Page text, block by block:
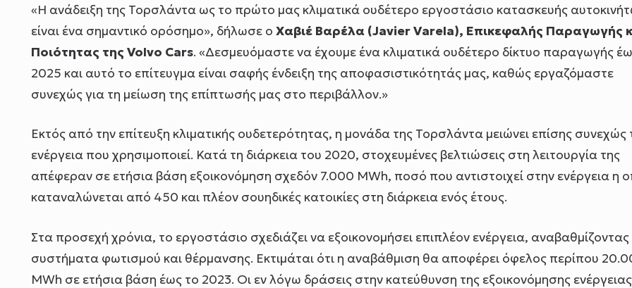
«Η ανάδειξη της Τορσλάντα ως το πρώτο μας κλιματικά ουδέτερο εργοστάσιο κατασκευής
είναι ένα σημαντικό ορόσημο», δήλωσε ο Χαβιέ Βαρέλα (JavierVarela), Επικεφαλής Παραγωγής
Ποιότητας της Volvo Cars. «Δεσμευόμαστε να έχουμε ένα κλιματικά ουδέτερο δίκτυο παραγωγής
2025 και αυτό το επίτευγμα είναι σαφής ένδειξη της αποφασιστικότητάς μας, καθώς εργαζόμαστε
συνεχώς για τη μείωση της επίπτωσής μας στο περιβάλλον.»
Εκτός από την επίτευξη κλιματικής ουδετερότητας, η μονάδα της Τορσλάντα μειώνει επίσης συνεχώς
ενέργεια που χρησιμοποιεί. Κατά τη διάρκεια του 2020, στοχευμένες βελτιώσεις στη λειτουργία της
απέφεραν σε ετήσια βάση εξοικονόμηση σχεδόν 7.000 MWh, ποσό που αντιστοιχεί στην ενέργεια η
καταναλώνεται από 450 και πλέον σουηδικές κατοικίες στη διάρκεια ενός έτους.
Στα προσεχή χρόνια, το εργοστάσιο σχεδιάζει να εξοικονομήσει επιπλέον ενέργεια,
συστήματα φωτισμού και θέρμανσης. Εκτιμάται ότι η αναβάθμιση θα αποφέρει όφελος περίπου
MWh σε ετήσια βάση έως το 2023. Οι εν λόγω δράσεις στην κατεύθυνση της εξοικονόμησης ενέργειας